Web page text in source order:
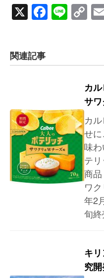
X Line
関連記事
カ
サ
カ
せ
味
テ
商
ワ
年2
旬
キ
究開